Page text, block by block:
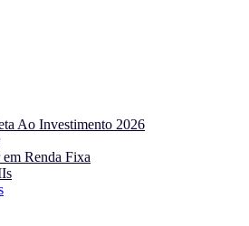
Ao Investimento 2026
Renda Fixa